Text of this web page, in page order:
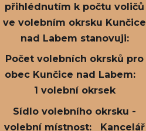
přihlédnutím k počtu voličů
ve volebním okrsku Kunčice
nad Labem stanovuji:
Počet volebních okrsků pro
obec Kunčice nad Labem:
1 volební okrsek
Sídlo volebního okrsku -
volební místnost: Kancelář